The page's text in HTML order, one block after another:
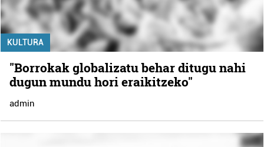
KULTURA
"Borrokak globalizatu behar ditugu nahi
dugun mundu hori eraikitzeko"
admin